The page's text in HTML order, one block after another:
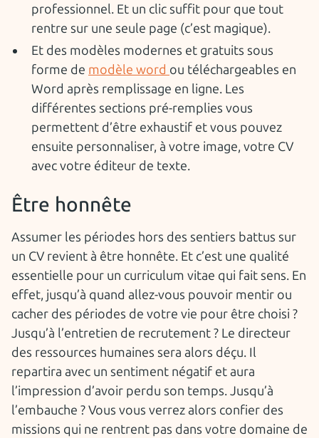
professionnel. Et un clic suffit pour que tout
rentre sur une seule page (c’est magique).
Et des modèles modernes et gratuits sous
forme de modèle word ou téléchargeables en
Word après remplissage en ligne. Les
différentes sections pré-remplies vous
permettent d’être exhaustif et vous pouvez
ensuite personnaliser, à votre image, votre CV
avec votre éditeur de texte.
Être honnête
Assumer les périodes hors des sentiers battus sur
un CV revient à être honnête. Et c’est une qualité
essentielle pour un curriculum vitae qui fait sens. En
effet, jusqu’à quand allez-vous pouvoir mentir ou
cacher des périodes de votre vie pour être choisi ?
Jusqu’à l’entretien de recrutement ? Le directeur
des ressources humaines sera alors déçu. Il
repartira avec un sentiment négatif et aura
l’impression d’avoir perdu son temps. Jusqu’à
l’embauche ? Vous vous verrez alors confier des
missions qui ne rentrent pas dans votre domaine de